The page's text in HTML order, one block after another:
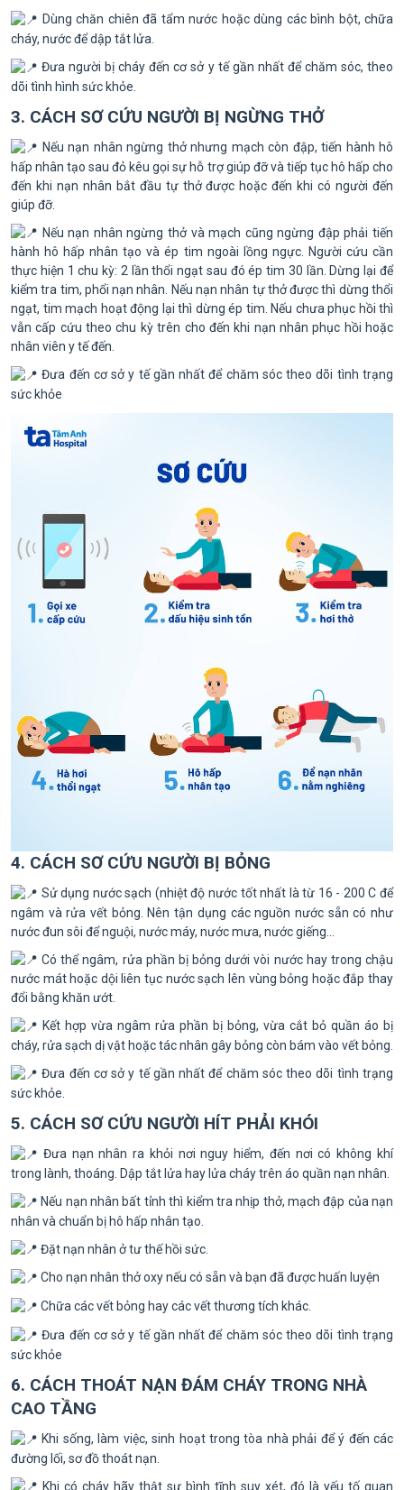
Dùng chăn chiên đã tẩm nước hoặc dùng các bình bột, chữa
cháy, nước để dập tắt lửa.
Đưa người bị cháy đến cơ sở y tế gần nhất để chăm sóc, theo
dõi tình hình sức khỏe.
3. CÁCH SƠ CỨU NGƯỜI BỊ NGỪNG THỞ
Nếu nạn nhân ngừng thở nhưng mạch còn đập, tiến hành hô
hấp nhân tạo sau đỏ kêu gọi sự hỗ trợ giúp đỡ và tiếp tục hô hấp cho
đến khi nạn nhân bắt đầu tự thở được hoặc đến khi có người đến
giúp đỡ.
Nếu nạn nhân ngừng thở và mạch cũng ngừng đập phải tiến
hành hô hấp nhân tạo và ép tim ngoài lồng ngực. Người cứu cần
thực hiện 1 chu kỳ: 2 lần thổi ngạt sau đó ép tim 30 lần. Dừng lại để
kiểm tra tim, phổi nạn nhân. Nếu nạn nhân tự thở được thì dừng thổi
ngạt, tim mạch hoạt động lại thì dừng ép tim. Nếu chưa phục hồi thì
vẫn cấp cứu theo chu kỳ trên cho đến khi nạn nhân phục hồi hoặc
nhân viên y tế đến.
Đưa đến cơ sở y tế gần nhất để chăm sóc theo dõi tình trạng
sức khỏe
4. CÁCH SƠ CỨU NGƯỜI BỊ BỎNG
Sử dụng nước sạch (nhiệt độ nước tốt nhất là từ 16 - 200 C để
ngâm và rửa vết bỏng. Nên tận dụng các nguồn nước sẵn có như
nước đun sôi để nguội, nước máy, nước mưa, nước giếng...
Có thể ngâm, rửa phần bị bỏng dưới vòi nước hay trong chậu
nước mát hoặc dội liên tục nước sạch lên vùng bỏng hoặc đắp thay
đổi bằng khăn ướt.
Kết hợp vừa ngâm rửa phần bị bỏng, vừa cắt bỏ quần áo bị
cháy, rửa sạch dị vật hoặc tác nhân gây bỏng còn bám vào vết bỏng.
Đưa đến cơ sở y tế gần nhất để chăm sóc theo dõi tình trạng
sức khỏe.
5. CÁCH SƠ CỨU NGƯỜI HÍT PHẢI KHÓI
Đưa nạn nhân ra khỏi nơi nguy hiểm, đến nơi có không khí
trong lành, thoáng. Dập tắt lửa hay lửa cháy trên áo quần nạn nhân.
Nếu nạn nhân bất tỉnh thì kiểm tra nhịp thở, mạch đập của nạn
nhân và chuẩn bị hô hấp nhân tạo.
Đặt nạn nhân ở tư thế hồi sức.
Cho nạn nhân thở oxy nếu có sẵn và bạn đã được huấn luyện
Chữa các vết bỏng hay các vết thương tích khác.
Đưa đến cơ sở y tế gần nhất để chăm sóc theo dõi tình trạng
sức khỏe
6. CÁCH THOÁT NẠN ĐÁM CHÁY TRONG NHÀ
CAO TẦNG
Khi sống, làm việc, sinh hoạt trong tòa nhà phải để ý đến các
đường lối, sơ đồ thoát nạn.
Khi có cháy hãy thật sự bình tĩnh suy xét, đó là yếu tố quan